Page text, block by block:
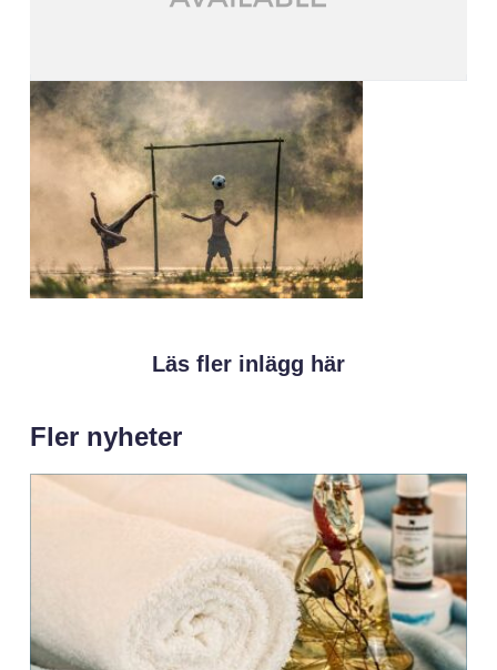
Läs fler inlägg här
Fler nyheter